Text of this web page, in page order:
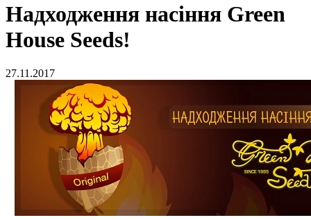
Надходження насіння Green
House Seeds!
27.11.2017